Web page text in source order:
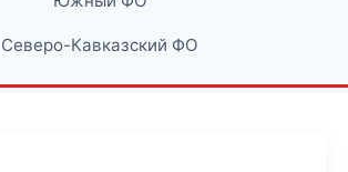
Северо-Кавказский ФО